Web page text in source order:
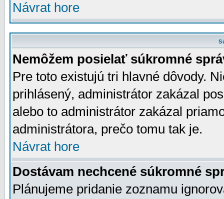
Návrat hore
Nemôžem posielať súkromné
Pre toto existujú tri hlavné dôvody.
prihlásený, administrátor zakázal
alebo to administrátor zakázal
administrátora, prečo tomu tak je.
Návrat hore
Dostávam nechcené súkromné
Plánujeme pridanie zoznamu